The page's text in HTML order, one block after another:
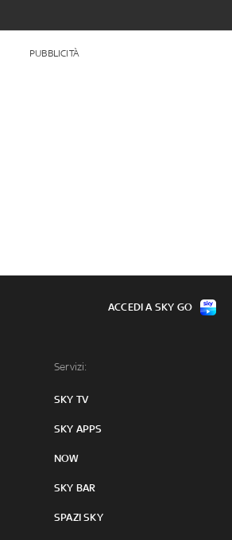
PUBBLICITÀ
Servizi:
SKY TV
SKY APPS
NOW
SKY BAR
SPAZI SKY
ACCEDI A SKY GO